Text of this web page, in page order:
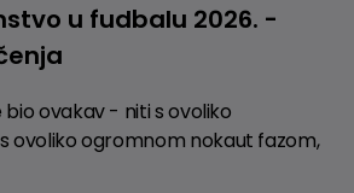
u fudbalu 2026. -
bio ovakav - niti s ovoliko
ovoliko ogromnom nokaut fazom,